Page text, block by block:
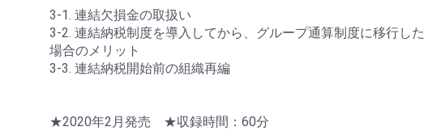
3-1. 連結欠損金の取扱い
3-2. 連結納税制度を導入してから、グループ通算制度に移行した
場合のメリット
3-3. 連結納税開始前の組織再編
★2020年2月発売 ★収録時間：60分